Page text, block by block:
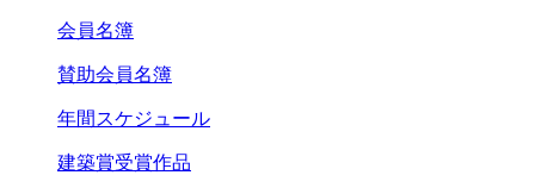
会員名簿
賛助会員名簿
年間スケジュール
建築賞受賞作品